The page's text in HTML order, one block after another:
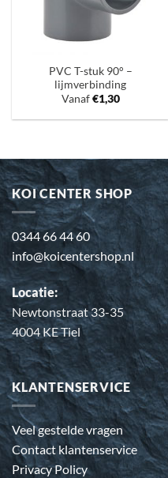
PVC T-stuk 90° –
lijmverbinding
Vanaf€1,30
KOI CENTER SHOP
0344 66 44 60
info@koicentershop.nl
Locatie:
Newtonstraat 33-35
4004 KE Tiel
KLANTENSERVICE
Veel gestelde vragen
Contact klantenservice
Privacy Policy